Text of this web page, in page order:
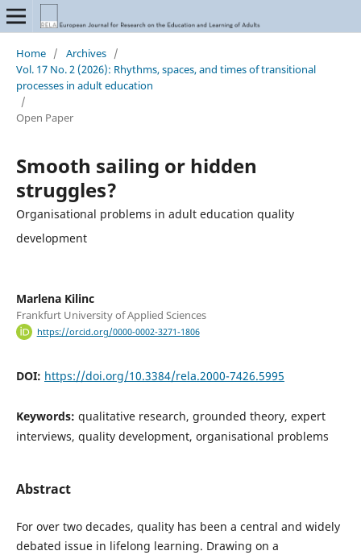
Home / Archives /
Vol. 17 No. 2 (2026): Rhythms, spaces, and times of transitional
processes in adult education
/
Open Paper
Smooth sailing or hidden
struggles?
Organisational problems in adult education quality
development
Marlena Kilinc
Frankfurt University of Applied Sciences
https://orcid.org/0000-0002-3271-1806
DOI: https://doi.org/10.3384/rela.2000-7426.5995
Keywords: qualitative research, grounded theory, expert
interviews, quality development, organisational problems
Abstract
For over two decades, quality has been a central and widely
debated issue in lifelong learning. Drawing on a